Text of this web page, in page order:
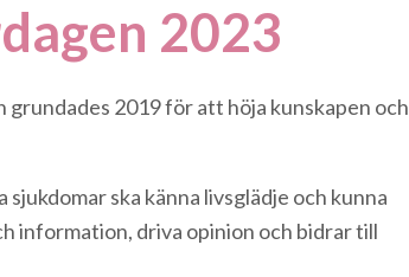
2023
2019 för att höja kunskapen och
ska känna livsglädje och kunna
information, driva opinion och bidrar till